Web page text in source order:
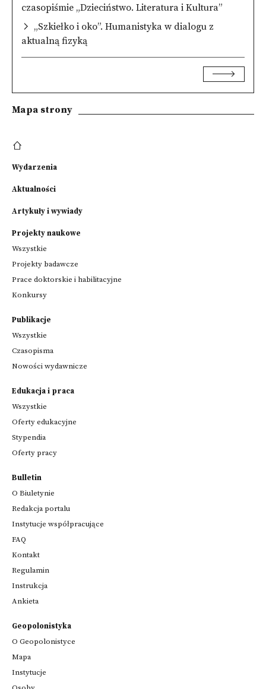
czasopiśmie „Dzieciństwo. Literatura i Kultura”
„Szkiełko i oko”. Humanistyka w dialogu z
aktualną fizyką
Mapa strony
Wydarzenia
Aktualności
Artykuły i wywiady
Projekty naukowe
Wszystkie
Projekty badawcze
Prace doktorskie i habilitacyjne
Konkursy
Publikacje
Wszystkie
Czasopisma
Nowości wydawnicze
Edukacja i praca
Wszystkie
Oferty edukacyjne
Stypendia
Oferty pracy
Bulletin
O Biuletynie
Redakcja portalu
Instytucje współpracujące
FAQ
Kontakt
Regulamin
Instrukcja
Ankieta
Geopolonistyka
O Geopolonistyce
Mapa
Instytucje